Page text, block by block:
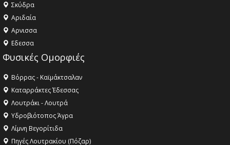
Σκύδρα
Αριδαία
Aρνισσα
Eδεσσα
Φυσικές Ομορφιές
Βόρρας - Καϊμάκτσαλαν
Καταρράκτες Έδεσσας
Λουτράκι - Λουτρά
Υδροβιότοπος Άγρα
Λίμνη Βεγορίτιδα
Πηγές Λουτρακίου (Πόζαρ)